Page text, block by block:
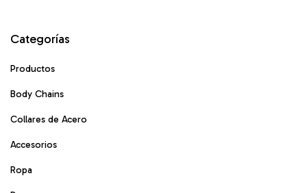
Categorías
Productos
Body Chains
Collares de Acero
Accesorios
Ropa